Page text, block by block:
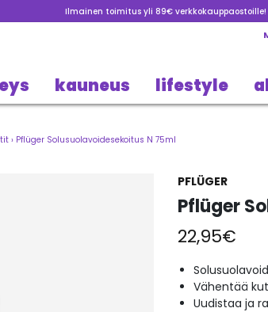
Ilmainen toimitus yli 89€ verkkokauppaostoille!
kauneus lifestyle
› Pflüger Solusuolavoidesekoitus N 75ml
PFLÜGER
Pflüger
22,95€
Vähentää
Uudistaa ja